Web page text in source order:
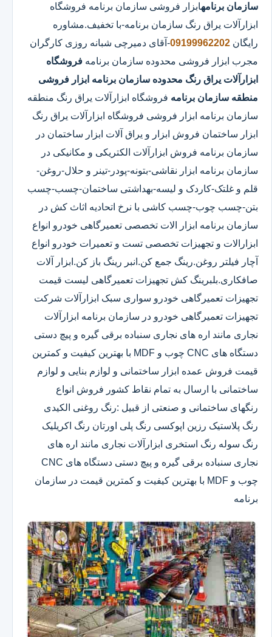
سازمان برنامهابزار فروشی سازمان برنامه فروشگاه
ابزارآلات یراق رنگ سازمان برنامه-با تخفیف.مشاوره
رایگان 09199962202-آقای دمیرچی شبانه روزی کارگران
مجرب ابزار فروشی محدوده سازمان برنامه فروشگاه
ابزارآلات یراق رنگ محدوده سازمان برنامه ابزار فروشی
منطقه سازمان برنامه فروشگاه ابزارآلات یراق رنگ منطقه
سازمان برنامه ابزار فروشی فروشگاه ابزارآلات یراق رنگ
ابزار ساختمان فروش ابزار و یراق آلات ابزار ساختمان در
سازمان برنامه فروش ابزارآلات الکتریکی و مکانیکی در
سازمان برنامه ابزار نقاشی-بتونه-پودر-تینر و حلال-روغن-
قلم و غلتک-کاردک و لیسه-بهداشتی ساختمان-چسب-چسب
بتن-چسب چوب-چسب کاشی با نرخ اتحادیه اثاث کش در
سازمان برنامه ابزار الات تخصصی تعمیرگاهی خودرو انواع
ابزارالات و تجهیزات تخصصی تست و تعمیرات خودرو انواع
آچار فیلتر روغن.رینگ جمع کن.انبر رینگ باز کن.ابزار آلات
صافکاری.بلبرینگ کش تجهیزات تعمیرگاهی لیست قیمت
تجهیزات تعمیرگاهی خودرو سواری سبک ابزارآلات شرکت
تجهیزات تعمیرگاهی خودرو در سازمان برنامه ابزارآلات
نجاری مانند اره های نجاری سنباده برقی گیره و پیچ دستی
دستگاه های CNC چوب و MDF با بهترین کیفیت و کمترین
قیمت فروش عمده ابزار ساختمانی و لوازم بنایی و لوازم
ساختمانی با ارسال به تمام نقاط کشور فروش انواع
رنگهای ساختمانی و صنعتی از قبیل :رنگ روغنی الکیدی
رنگ پلاستیک رزین اپوکسی رنگ پلی اورتان رنگ اکریلیک
رنگ سوله رنگ استخری ابزارآلات نجاری مانند اره های
نجاری سنباده برقی گیره و پیچ دستی دستگاه های CNC
چوب و MDF با بهترین کیفیت و کمترین قیمت در سازمان
برنامه